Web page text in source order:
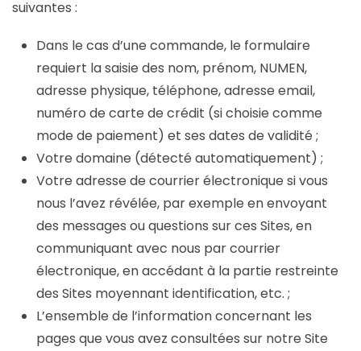
suivantes :
Dans le cas d’une commande, le formulaire
requiert la saisie des nom, prénom, NUMEN,
adresse physique, téléphone, adresse email,
numéro de carte de crédit (si choisie comme
mode de paiement) et ses dates de validité ;
Votre domaine (détecté automatiquement) ;
Votre adresse de courrier électronique si vous
nous l’avez révélée, par exemple en envoyant
des messages ou questions sur ces Sites, en
communiquant avec nous par courrier
électronique, en accédant à la partie restreinte
des Sites moyennant identification, etc. ;
L’ensemble de l’information concernant les
pages que vous avez consultées sur notre Site